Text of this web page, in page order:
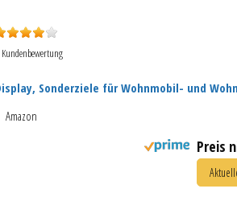
Sonderziele für Wohnmobil- und
Amazon
Preis